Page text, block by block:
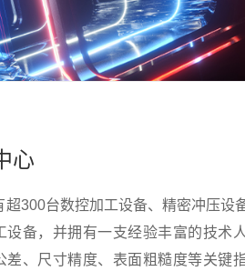
心
超300台数控加工设备、精密冲压设
设备，并拥有一支经验丰富的技术
差、尺寸精度、表面粗糙度等关键